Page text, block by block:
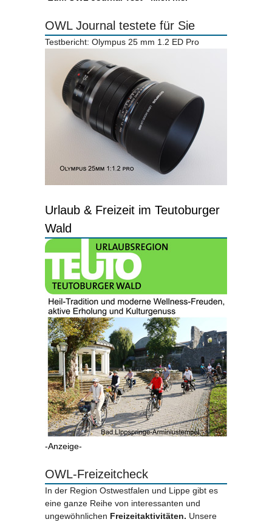
OWL Journal testete für Sie
Testbericht: Olympus 25 mm 1.2 ED Pro
Urlaub & Freizeit im Teutoburger
Wald
-Anzeige-
OWL-Freizeitcheck
In der Region Ostwestfalen und Lippe gibt es
eine ganze Reihe von interessanten und
ungewöhnlichen Freizeitaktivitäten. Unsere